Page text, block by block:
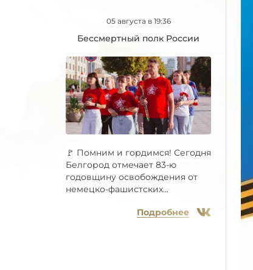
05 августа в 19:36
Бессмертный полк России
🚩 Помним и гордимся! Сегодня
Белгород отмечает 83-ю
годовщину освобождения от
немецко-фашистских...
Подробнее